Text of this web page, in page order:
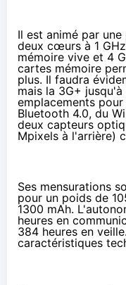
Il est animé par
deux cœurs à 1
mémoire vive et 4
cartes mémoire
plus. Il faudra
mais la 3G+
emplacements
Bluetooth 4.0, du
deux capteurs
Mpixels à l'arrière)
Ses mensurations
pour un poids de
1300 mAh.
heures en
384 heures en
caractéristiques